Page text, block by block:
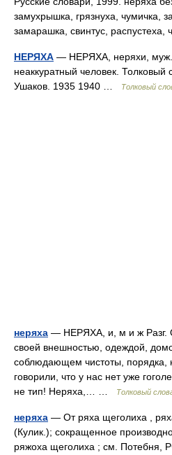
замухрышка, грязнуха, чумичка,
замарашка, свинтус,
НЕРЯХА — НЕРЯХА, неряхи, муж.
неаккуратный человек. Толковый
Ушаков. 1935 1940 …
Толковый
неряха — НЕРЯХА, и, м и ж Разг.
своей внешностью, одеждой,
соблюдающем чистоты,
говорили, что у нас нет уже
не тип! Неряха,… …
Толковый
неряха — От ряха щеголиха ,
(Кулик.); сокращенное
ряжоха щеголиха ; см. Потебня,